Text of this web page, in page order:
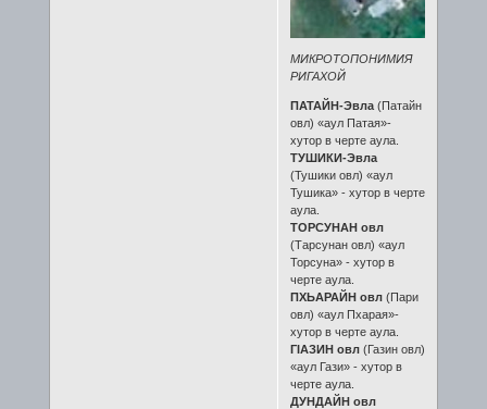
МИКРОТОПОНИМИЯ
РИГАХОЙ
ПАТАЙН-Эвла(Патайн
овл) «аул Патая»-
хутор в черте аула.
ТУШИКИ-Эвла
(Тушики овл) «аул
Тушика» - хутор в черте
аула.
ТОРСУНАН овл
(Тарсунан овл) «аул
Торсуна» - хутор в
черте аула.
ПХЬАРАЙН овл(Пари
овл) «аул Пхарая»-
хутор в черте аула.
ГIАЗИН овл(Газин овл)
«аул Гази» - хутор в
черте аула.
ДУНДАЙН овл